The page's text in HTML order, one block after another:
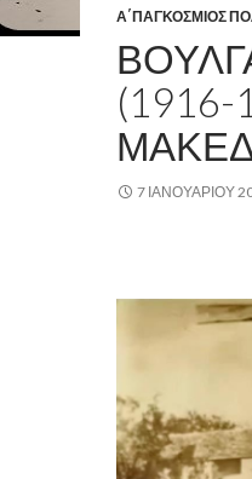
Α΄ΠΑΓΚΟΣΜΙΟΣ
7 ΙΑΝΟΥΑΡΊΟΥ